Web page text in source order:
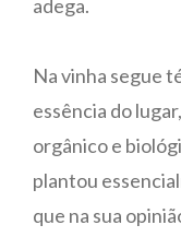
adega.
Na vinha segue
essência do
orgânico e
plantou
que na sua